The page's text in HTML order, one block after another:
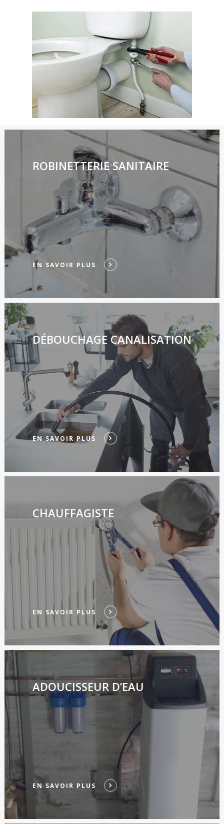
ROBINETTERIE SANITAIRE
EN SAVOIR PLUS
DÉBOUCHAGE CANALISATION
EN SAVOIR PLUS
CHAUFFAGISTE
EN SAVOIR PLUS
ADOUCISSEUR D’EAU
EN SAVOIR PLUS